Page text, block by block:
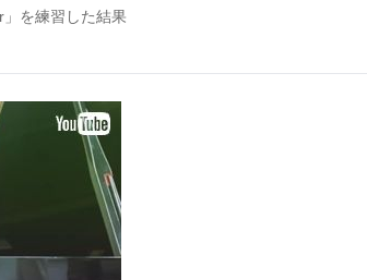
を練習した結果